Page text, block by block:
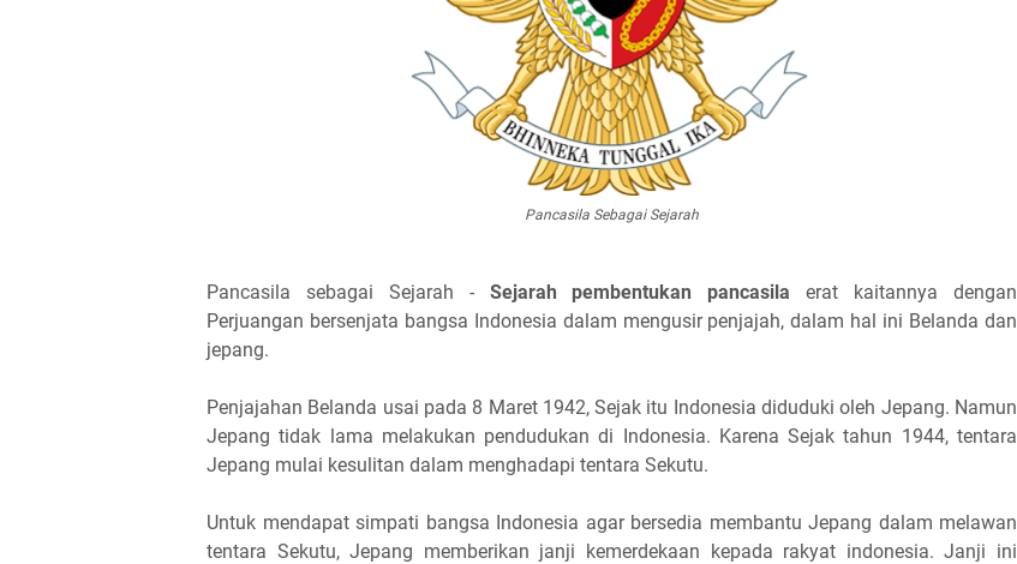
Pancasila Sebagai Sejarah
Pancasila sebagai Sejarah - Sejarah pembentukan pancasilaerat kaitannya dengan
Perjuangan bersenjata bangsa Indonesia dalam mengusir penjajah, dalam hal ini Belanda dan
jepang.
Penjajahan Belanda usai pada 8 Maret 1942, Sejak itu Indonesia diduduki oleh Jepang. Namun
Jepang tidak lama melakukan pendudukan di Indonesia. Karena Sejak tahun 1944, tentara
Jepang mulai kesulitan dalam menghadapi tentara Sekutu.
Untuk mendapat simpati bangsa Indonesia agar bersedia membantu Jepang dalam melawan
tentara Sekutu, Jepang memberikan janji kemerdekaan kepada rakyat indonesia. Janji ini